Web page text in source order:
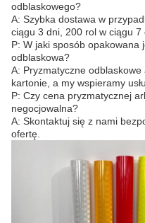
odblaskowego?
A: Szybka dostawa w
ciągu 3 dni, 200 rol w ciągu 7
P: W jaki sposób opakowana
odblaskowa?
A: Pryzmatyczne
kartonie, a my wspieramy
P: Czy cena pryzmatycznej
negocjowalna?
A: Skontaktuj się z nami
ofertę.